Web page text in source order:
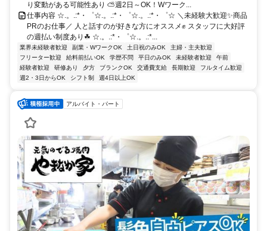
り変動がある可能性あり ⛅週2日～OK！Wワーク...
仕事内容 ☆.。.:*・゜☆.。.:*・゜☆.。.:*・゜☆ ＼未経験大歓迎✨商品
PRのお仕事／ 人と話すのが好きな方にオススメ✊ スタッフに大好評
の週払い制度あり☘ ☆.。.:*・゜☆.。.:*...
業界未経験者歓迎 副業・WワークOK 土日祝のみOK
主婦・主夫歓迎
フリーター歓迎
給料前払いOK 学歴不問 平日のみOK 未経験者歓迎
午前
経験者歓迎
研修あり 夕方 ブランクOK 交通費支給 長期歓迎
フルタイム歓迎
週2・3日からOK
シフト制 週4日以上OK
アルバイト・パート